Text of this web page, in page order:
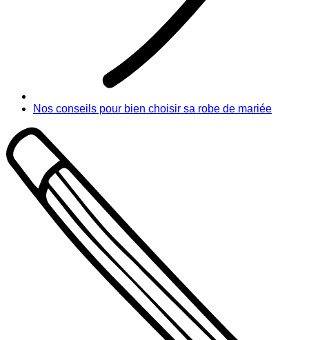
Nos conseils pour bien choisir sa robe de mariée